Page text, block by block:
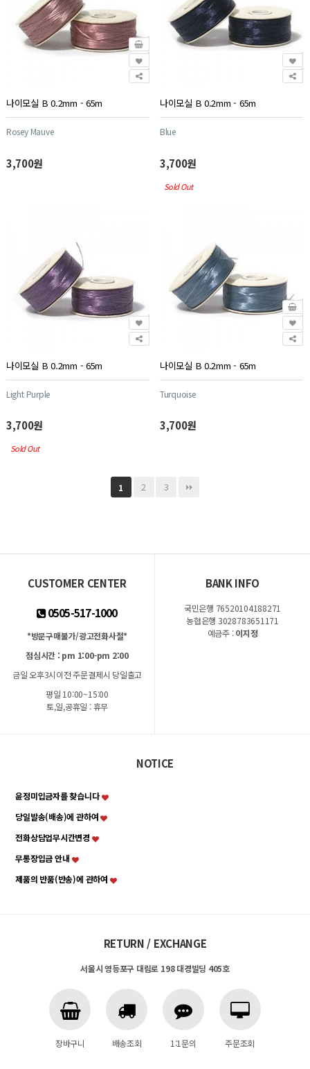
나이모실 B 0.2mm - 65m
Rosey Mauve
3,700원
나이모실 B 0.2mm - 65m
Blue
3,700원
Sold Out
나이모실 B 0.2mm - 65m
Light Purple
3,700원
Sold Out
나이모실 B 0.2mm - 65m
Turquoise
3,700원
1 2 3
CUSTOMER CENTER
0505-517-1000
*방문구매불가/광고전화사절*
점심시간 : pm 1:00-pm 2:00
금일 오후3시이전 주문결제시 당일출고
평일 10:00~15:00
토,일,공휴일 : 휴무
BANK INFO
국민은행 76520104188271
농협은행 3028783651171
예금주 :이지정
NOTICE
윤정미입금자를 찾습니다
당일발송(배송)에 관하여
전화상담업무시간변경
무통장입금 안내
제품의 반품(반송)에 관하여
RETURN / EXCHANGE
서울시 영등포구 대림로 198 대경빌딩 405호
장바구니 배송조회 1:1문의 주문조회